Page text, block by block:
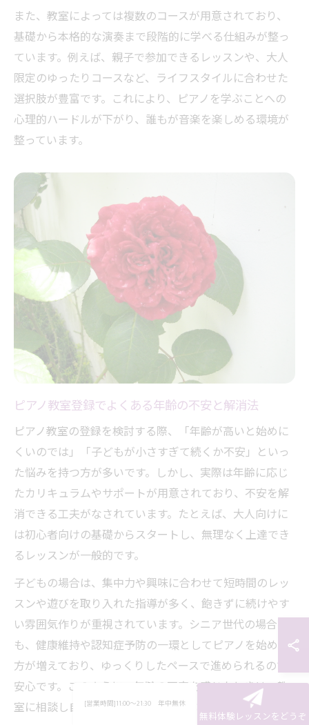
また、教室によっては複数のコースが用意されており、
基礎から本格的な演奏まで段階的に学べる仕組みが整っ
ています。例えば、親子で参加できるレッスンや、大人
限定のゆったりコースなど、ライフスタイルに合わせた
選択肢が豊富です。これにより、ピアノを学ぶことへの
心理的ハードルが下がり、誰もが音楽を楽しめる環境が
整っています。
ピアノ教室登録でよくある年齢の不安と解消法
ピアノ教室の登録を検討する際、「年齢が高いと始めに
くいのでは」「子どもが小さすぎて続くか不安」といっ
た悩みを持つ方が多いです。しかし、実際は年齢に応じ
たカリキュラムやサポートが用意されており、不安を解
消できる工夫がなされています。たとえば、大人向けに
は初心者向けの基礎からスタートし、無理なく上達でき
るレッスンが一般的です。
子どもの場合は、集中力や興味に合わせて短時間のレッ
スンや遊びを取り入れた指導が多く、飽きずに続けやす
い雰囲気作りが重視されています。シニア世代の場合
も、健康維持や認知症予防の一環としてピアノを始める
方が増えており、ゆっくりしたペースで進められるので
安心です。このように、年齢の不安を感じたときは、教
室に相談し自分に合ったコースを選ぶことが大切です。
[営業時間]11:00～21:30 年中無休
無料体験レッスンをどうぞ